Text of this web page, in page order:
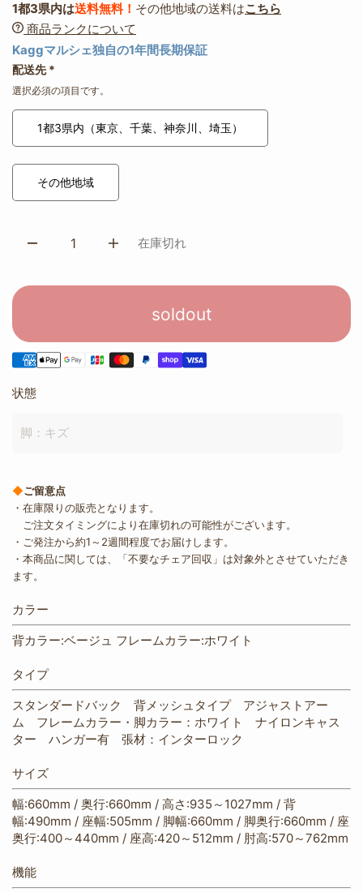
1都3県内は送料無料！ その他地域の送料はこちら
商品ランクについて
Kaggマルシェ独自の1年間長期保証
配送先*
選択必須の項目です。
1都3県内（東京、千葉、神奈川、埼玉）
その他地域
在庫切れ
soldout
状態
脚：キズ
◆ご留意点
・在庫限りの販売となります。
ご注文タイミングにより在庫切れの可能性がございます。
・ご発注から約1～2週間程度でお届けします。
・本商品に関しては、「不要なチェア回収」は対象外とさせていただき
ます。
カラー
背カラー:ベージュ フレームカラー:ホワイト
タイプ
スタンダードバック 背メッシュタイプ アジャストアー
ム フレームカラー・脚カラー：ホワイト ナイロンキャス
ター ハンガー有 張材：インターロック
サイズ
幅:660mm / 奥行:660mm / 高さ:935～1027mm / 背
幅:490mm / 座幅:505mm / 脚幅:660mm / 脚奥行:660mm / 座
奥行:400～440mm / 座高:420～512mm / 肘高:570～762mm
機能